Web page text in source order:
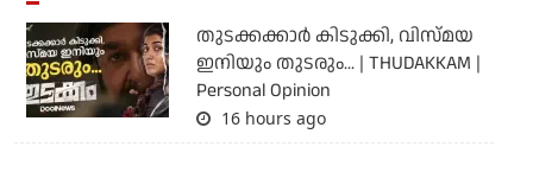
തുടക്കക്കാര്‍ കിടുക്കി, വിസ്മയ
ഇനിയും തുടരും... | THUDAKKAM |
Personal Opinion
16 hours ago